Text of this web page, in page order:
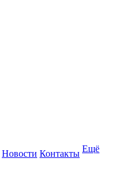
Новости Контакты Ещё